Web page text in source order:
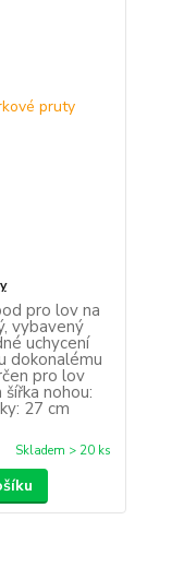
pro lov na
vybavený
uchycení
dokonalému
pro lov
nohou:
27 cm
Skladem > 20 ks